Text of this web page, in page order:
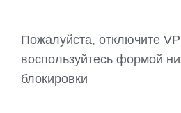
Пожалуйста, отключите
воспользуйтесь формой
блокировки